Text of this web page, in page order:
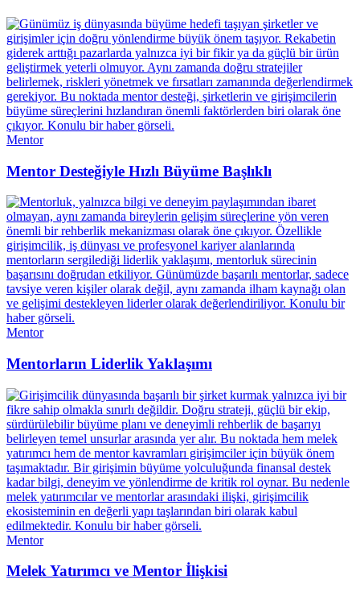
Mentor
Mentor Desteğiyle Hızlı Büyüme Başlıklı
Mentor
Mentorların Liderlik Yaklaşımı
Mentor
Melek Yatırımcı ve Mentor İlişkisi